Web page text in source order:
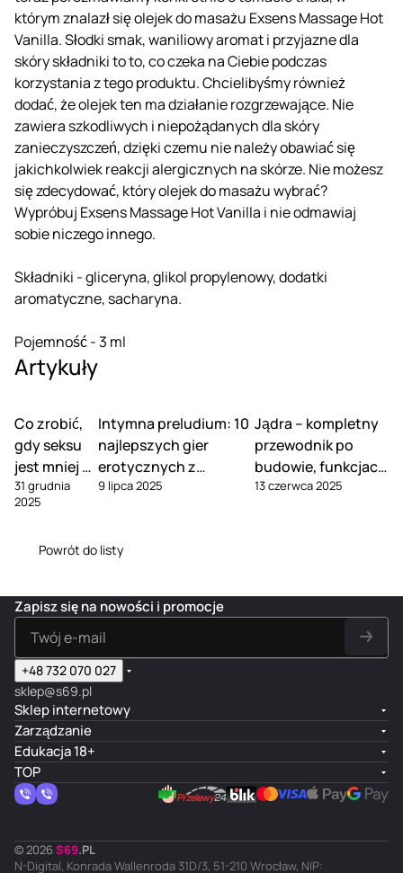
którym znalazł się olejek do masażu Exsens Massage Hot
Vanilla. Słodki smak, waniliowy aromat i przyjazne dla
skóry składniki to to, co czeka na Ciebie podczas
korzystania z tego produktu. Chcielibyśmy również
dodać, że olejek ten ma działanie rozgrzewające. Nie
zawiera szkodliwych i niepożądanych dla skóry
zanieczyszczeń, dzięki czemu nie należy obawiać się
jakichkolwiek reakcji alergicznych na skórze. Nie możesz
się zdecydować, który olejek do masażu wybrać?
Wypróbuj Exsens Massage Hot Vanilla i nie odmawiaj
sobie niczego innego.
Składniki - gliceryna, glikol propylenowy, dodatki
aromatyczne, sacharyna.
Pojemność - 3 ml
Artykuły
Co zrobić,
gdy seksu
jest mniej w
związku
31 grudnia
2025
Intymna preludium: 10
najlepszych gier
erotycznych z
Kamasutry dla dwojga
9 lipca 2025
Jądra – kompletny
przewodnik po
budowie, funkcjach
i pielęgnacji
13 czerwca 2025
Powrót do listy
Zapisz się na nowości i promocje
+48 732 070 027
sklep@s69.pl
Sklep internetowy
Zarządzanie
Edukacja 18+
TOP
© 2026 S69.PL
N-Digital, Konrada Wallenroda 31D/3, 51-210 Wrocław, NIP: